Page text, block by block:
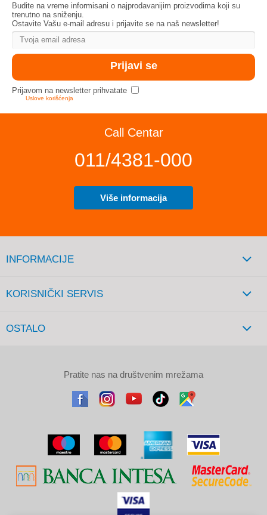
Budite na vreme informisani o najprodavanijim proizvodima koji su
trenutno na sniženju.
Ostavite Vašu e-mail adresu i prijavite se na naš newsletter!
Prijavom na newsletter prihvatate
Uslove korišćenja
Call Centar
011/4381-000
Više informacija
INFORMACIJE
KORISNIČKI SERVIS
OSTALO
Pratite nas na društvenim mrežama